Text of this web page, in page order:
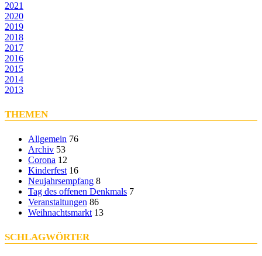
2021
2020
2019
2018
2017
2016
2015
2014
2013
THEMEN
Allgemein 76
Archiv 53
Corona 12
Kinderfest 16
Neujahrsempfang 8
Tag des offenen Denkmals 7
Veranstaltungen 86
Weihnachtsmarkt 13
SCHLAGWÖRTER